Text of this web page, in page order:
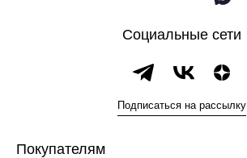
Социальные сети
Подписаться на рассылку
Покупателям